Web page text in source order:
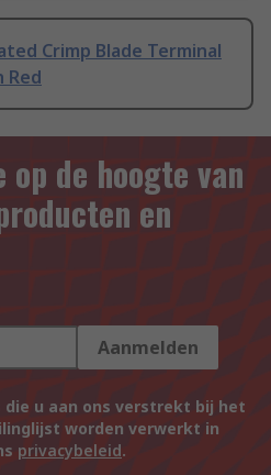
Crimp Blade Terminal
Red
op de hoogte van
en
Aanmelden
die u aan ons verstrekt bij het
worden verwerkt in
privacybeleid.